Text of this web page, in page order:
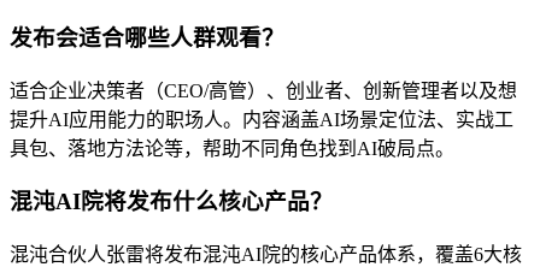
发布会适合哪些人群观看？
适合企业决策者（CEO/高管）、创业者、创新管理者以及想
提升AI应用能力的职场人。内容涵盖AI场景定位法、实战工
具包、落地方法论等，帮助不同角色找到AI破局点。
混沌AI院将发布什么核心产品？
混沌合伙人张雷将发布混沌AI院的核心产品体系，覆盖6大核